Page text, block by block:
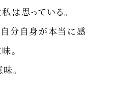
は思っている。
自分自身が本当に感
。
。